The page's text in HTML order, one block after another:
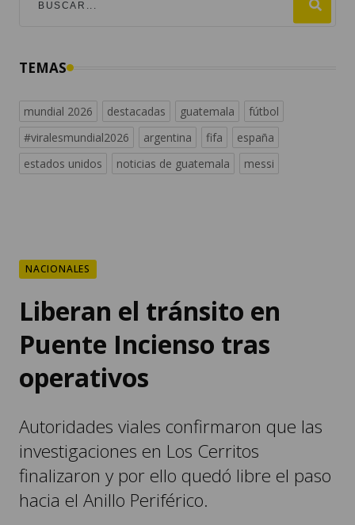
TEMAS
mundial 2026 destacadas guatemala
fútbol
#viralesmundial2026
argentina fifa
españa
estados unidos
noticias de guatemala messi
NACIONALES
Liberan el tránsito en
Puente Incienso tras
operativos
Autoridades viales confirmaron que las
investigaciones en Los Cerritos
finalizaron y por ello quedó libre el paso
hacia el Anillo Periférico.